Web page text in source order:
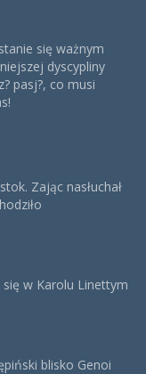
się ważnym
dyscypliny
pasj?, co musi
Zając nasłuchał
się w Karolu Linettym
blisko Genoi